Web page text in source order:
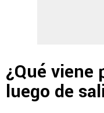
¿Qué viene
luego de